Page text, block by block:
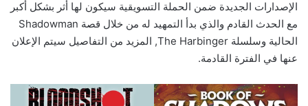
الإصدارات الجديدة ضمن الحملة التسويقية سيكون لها أثر بشكل أكبر
مع الحدث القادم والذي بدأ التمهيد له من خلال قصة Shadowman
الحالية وسلسلة The Harbinger, المزيد من التفاصيل سيتم الإعلان
عنها في الفترة القادمة.